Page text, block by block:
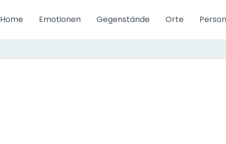
Home Emotionen Gegenstände Orte